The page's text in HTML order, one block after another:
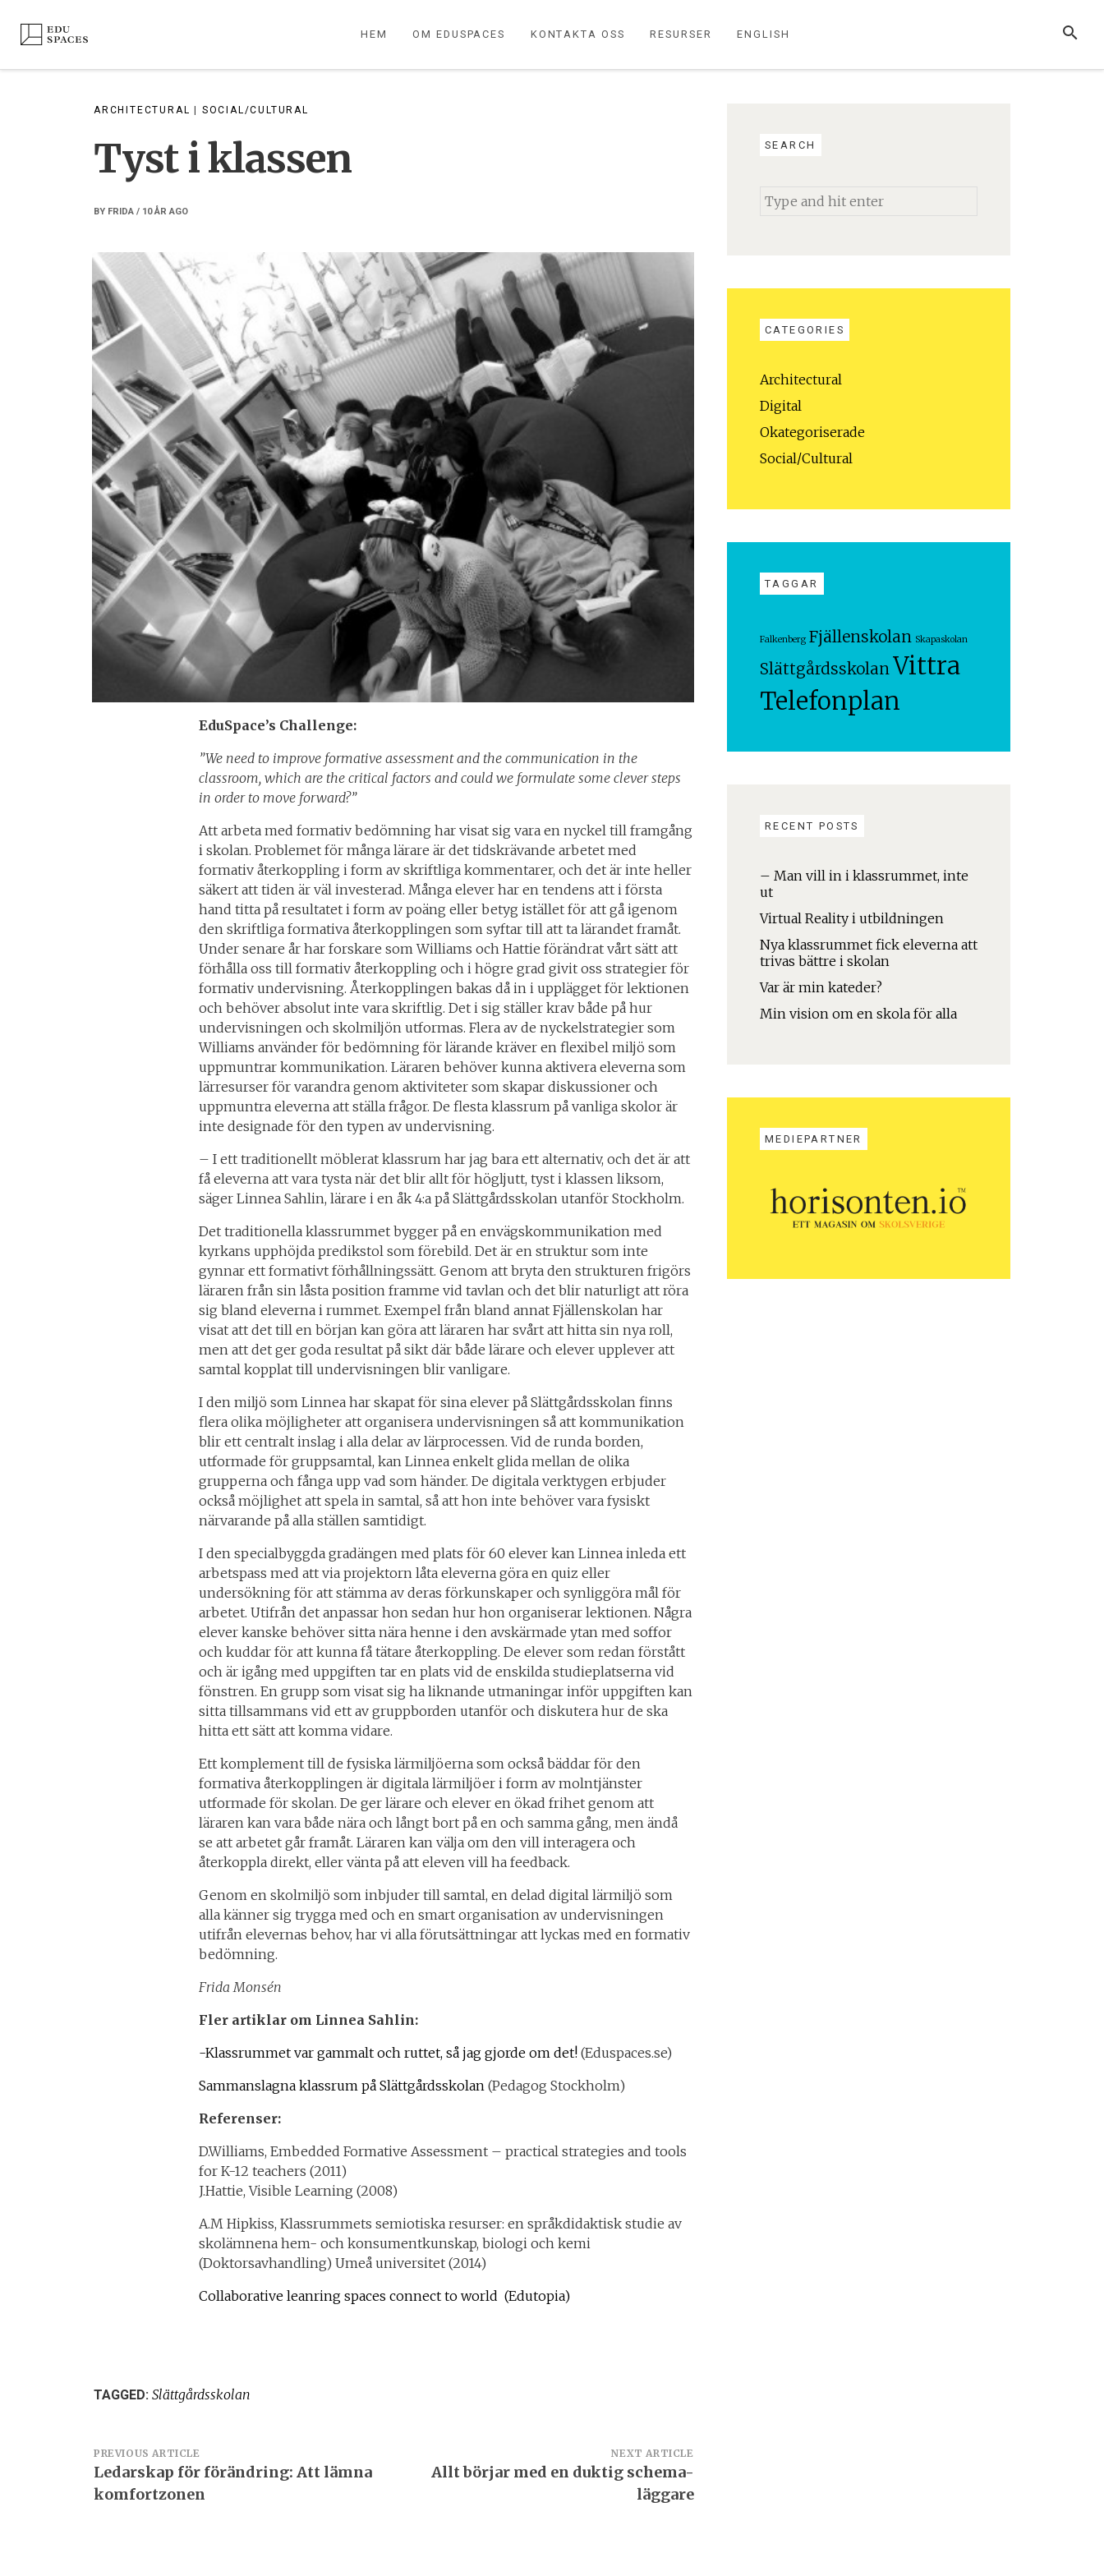
content
SEARCH
HEM OM EDUSPACES KONTAKTA OSS RESURSER ENGLISH
ARCHITECTURAL SOCIAL/CULTURAL
Tyst i klassen
BY FRIDA / 10 ÅR AGO
EduSpace’s Challenge:
”We need to improve formative assessment and the communication in the
classroom, which are the critical factors and could we formulate some clever steps
in order to move forward?”
Att arbeta med formativ bedömning har visat sig vara en nyckel till framgång
i skolan. Problemet för många lärare är det tidskrävande arbetet med
formativ återkoppling i form av skriftliga kommentarer, och det är inte heller
säkert att tiden är väl investerad. Många elever har en tendens att i första
hand titta på resultatet i form av poäng eller betyg istället för att gå igenom
den skriftliga formativa återkopplingen som syftar till att ta lärandet framåt.
Under senare år har forskare som Williams och Hattie förändrat vårt sätt att
förhålla oss till formativ återkoppling och i högre grad givit oss strategier för
formativ undervisning. Återkopplingen bakas då in i upplägget för lektionen
och behöver absolut inte vara skriftlig. Det i sig ställer krav både på hur
undervisningen och skolmiljön utformas. Flera av de nyckelstrategier som
Williams använder för bedömning för lärande kräver en flexibel miljö som
uppmuntrar kommunikation. Läraren behöver kunna aktivera eleverna som
lärresurser för varandra genom aktiviteter som skapar diskussioner och
uppmuntra eleverna att ställa frågor. De flesta klassrum på vanliga skolor är
inte designade för den typen av undervisning.
– I ett traditionellt möblerat klassrum har jag bara ett alternativ, och det är att
få eleverna att vara tysta när det blir allt för högljutt, tyst i klassen liksom,
säger Linnea Sahlin, lärare i en åk 4:a på Slättgårdsskolan utanför Stockholm.
Det traditionella klassrummet bygger på en envägskommunikation med
kyrkans upphöjda predikstol som förebild. Det är en struktur som inte
gynnar ett formativt förhållningssätt. Genom att bryta den strukturen frigörs
läraren från sin låsta position framme vid tavlan och det blir naturligt att röra
sig bland eleverna i rummet. Exempel från bland annat Fjällenskolan har
visat att det till en början kan göra att läraren har svårt att hitta sin nya roll,
men att det ger goda resultat på sikt där både lärare och elever upplever att
samtal kopplat till undervisningen blir vanligare.
I den miljö som Linnea har skapat för sina elever på Slättgårdsskolan finns
flera olika möjligheter att organisera undervisningen så att kommunikation
blir ett centralt inslag i alla delar av lärprocessen. Vid de runda borden,
utformade för gruppsamtal, kan Linnea enkelt glida mellan de olika
grupperna och fånga upp vad som händer. De digitala verktygen erbjuder
också möjlighet att spela in samtal, så att hon inte behöver vara fysiskt
närvarande på alla ställen samtidigt.
I den specialbyggda gradängen med plats för 60 elever kan Linnea inleda ett
arbetspass med att via projektorn låta eleverna göra en quiz eller
undersökning för att stämma av deras förkunskaper och synliggöra mål för
arbetet. Utifrån det anpassar hon sedan hur hon organiserar lektionen. Några
elever kanske behöver sitta nära henne i den avskärmade ytan med soffor
och kuddar för att kunna få tätare återkoppling. De elever som redan förstått
och är igång med uppgiften tar en plats vid de enskilda studieplatserna vid
fönstren. En grupp som visat sig ha liknande utmaningar inför uppgiften kan
sitta tillsammans vid ett av gruppborden utanför och diskutera hur de ska
hitta ett sätt att komma vidare.
Ett komplement till de fysiska lärmiljöerna som också bäddar för den
formativa återkopplingen är digitala lärmiljöer i form av molntjänster
utformade för skolan. De ger lärare och elever en ökad frihet genom att
läraren kan vara både nära och långt bort på en och samma gång, men ändå
se att arbetet går framåt. Läraren kan välja om den vill interagera och
återkoppla direkt, eller vänta på att eleven vill ha feedback.
Genom en skolmiljö som inbjuder till samtal, en delad digital lärmiljö som
alla känner sig trygga med och en smart organisation av undervisningen
utifrån elevernas behov, har vi alla förutsättningar att lyckas med en formativ
bedömning.
Frida Monsén
Fler artiklar om Linnea Sahlin:
-Klassrummet var gammalt och ruttet, så jag gjorde om det! (Eduspaces.se)
Sammanslagna klassrum på Slättgårdsskolan(Pedagog Stockholm)
Referenser:
D.Williams, Embedded Formative Assessment – practical strategies and tools
for K-12 teachers (2011)
J.Hattie, Visible Learning (2008)
A.M Hipkiss, Klassrummets semiotiska resurser: en språkdidaktisk studie av
skolämnena hem- och konsumentkunskap, biologi och kemi
(Doktorsavhandling) Umeå universitet (2014)
Collaborative leanring spaces connect to world (Edutopia)
TAGGED: Slättgårdsskolan
Inläggsnavigering
PREVIOUS ARTICLE
Ledarskap för förändring: Att lämna
komfortzonen
NEXT ARTICLE
Allt börjar med en duktig schema-
läggare
SEARCH
Search
for:
CATEGORIES
Architectural
Digital
Okategoriserade
Social/Cultural
TAGGAR
Falkenberg Fjällenskolan Skapaskolan
SlättgårdsskolanVittra
Telefonplan
RECENT POSTS
– Man vill in i klassrummet, inte
ut
Virtual Reality i utbildningen
Nya klassrummet fick eleverna att
trivas bättre i skolan
Var är min kateder?
Min vision om en skola för alla
MEDIEPARTNER